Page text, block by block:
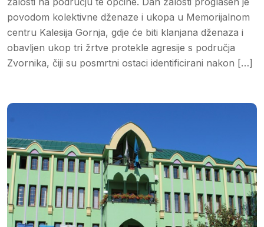
povodom kolektivne dženaze i ukopa u Memorijalnom
centru Kalesija Gornja, gdje će biti klanjana dženaza i
obavljen ukop tri žrtve protekle agresije s područja
Zvornika, čiji su posmrtni ostaci identificirani nakon […]